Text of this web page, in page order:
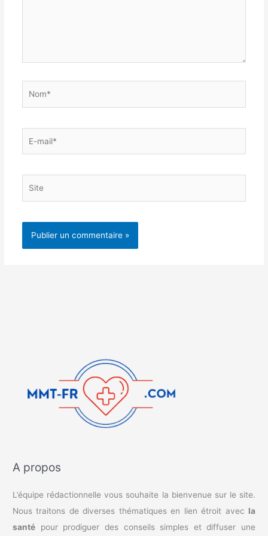
mail*
A propos
L’équipe rédactionnelle vous souhaite la bienvenue sur le site.
Nous traitons de diverses thématiques en lien étroit avec la
santé pour prodiguer des conseils simples et diffuser une